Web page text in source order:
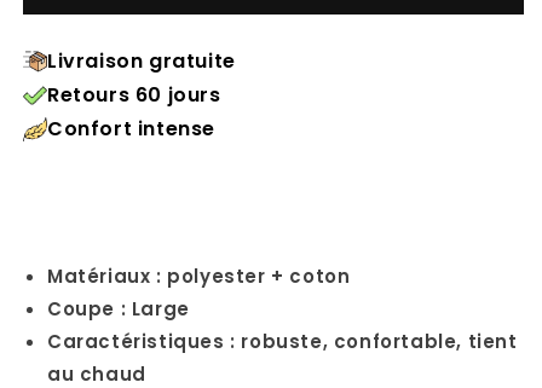
Livraison gratuite
Retours 60 jours
Confort intense
Matériaux : polyester + coton
Coupe : Large
Caractéristiques : robuste, confortable, tient
au chaud